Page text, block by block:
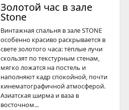
Золотой час в зале
Stone
Винтажная спальня в зале STONE
особенно красиво раскрывается в
свете золотого часа: тёплые лучи
скользят по текстурным стенам,
мягко ложатся на постель и
наполняют кадр спокойной, почти
кинематографичной атмосферой.
Азиатская ширма и ваза в
восточном...